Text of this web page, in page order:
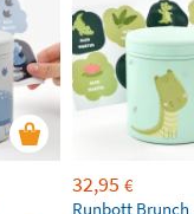
32,95 €
Runbott Brunch